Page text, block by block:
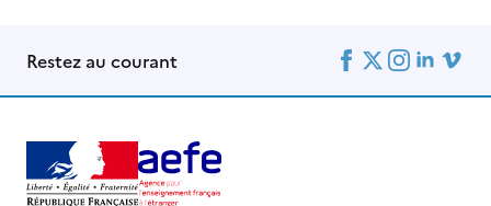
Restez au courant